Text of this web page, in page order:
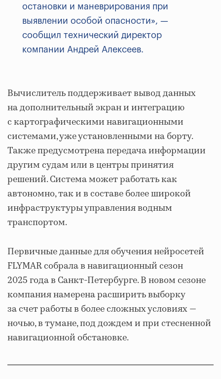
остановки и маневрирования при
выявлении особой опасности», —
сообщил технический директор
компании Андрей Алексеев.
Вычислитель поддерживает вывод данных
на дополнительный экран и интеграцию
с картографическими навигационными
системами, уже установленными на борту.
Также предусмотрена передача информации
другим судам или в центры принятия
решений. Система может работать как
автономно, так и в составе более широкой
инфраструктуры управления водным
транспортом.
Первичные данные для обучения нейросетей
FLYMAR собрала в навигационный сезон
2025 года в Санкт-Петербурге. В новом сезоне
компания намерена расширить выборку
за счет работы в более сложных условиях —
ночью, в тумане, под дождем и при стесненной
навигационной обстановке.